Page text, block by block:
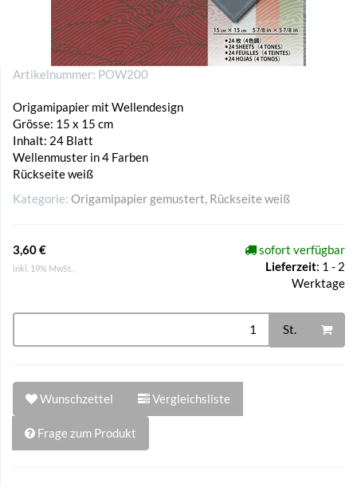
Artikelnummer: POW200
Origamipapier mit Wellendesign
Grösse: 15 x 15 cm
Inhalt: 24 Blatt
Wellenmuster in 4 Farben
Rückseite weiß
Kategorie: Origamipapier gemustert, Rückseite weiß
3,60 €
inkl. 19% MwSt. ,
sofort verfügbar
Lieferzeit: 1 - 2
Werktage
St.
Wunschzettel Vergleichsliste
Frage zum Produkt